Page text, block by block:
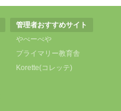
管理者おすすめサイト
やべーべや
プライマリー教育舎
Korette(コレッテ)